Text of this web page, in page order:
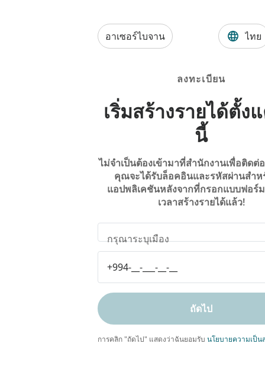
อาเซอร์ไบจาน ไทย
ลงทะเบียน
เริ่มสร้างรายได้ตั้ง
นี้
ไม่จำเป็นต้องเข้ามาที่สำนักงานเพื่อติดต่
คุณจะได้รับล็อคอินและรหัสผ่านสำห
แอปพลิเคชันหลังจากที่กรอกแบบฟอร์
เวลาสร้างรายได้แล้ว!
กรุณาระบุเมือง
ถัดไป
การคลิก "ถัดไป" แสดงว่าฉันยอมรับ นโยบายความเป็น